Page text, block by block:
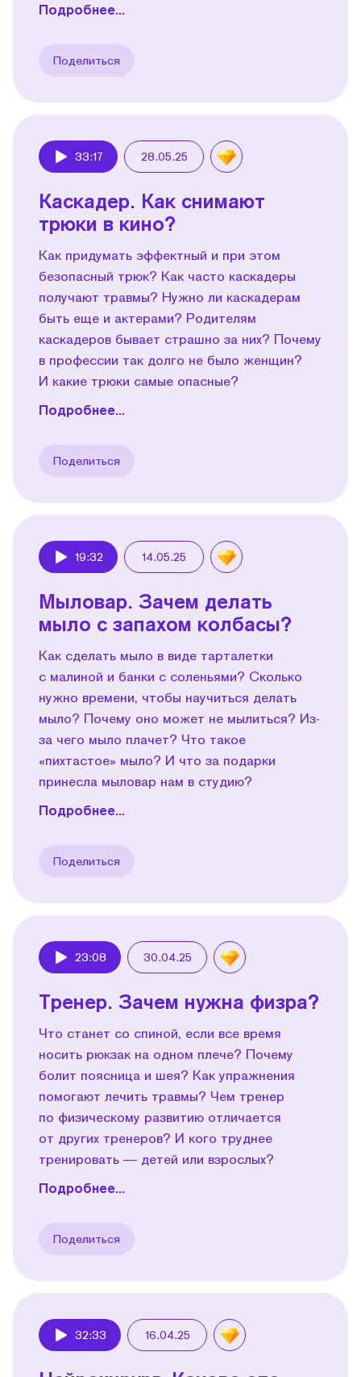
Подробнее...
Поделиться
33:17 28.05.25
Каскадер. Как снимают
трюки в кино?
Как придумать эффектный и при этом
безопасный трюк? Как часто каскадеры
получают травмы? Нужно ли каскадерам
быть еще и актерами? Родителям
каскадеров бывает страшно за них? Почему
в профессии так долго не было женщин?
И какие трюки самые опасные?
Подробнее...
Поделиться
19:32 14.05.25
Мыловар. Зачем делать
мыло с запахом колбасы?
Как сделать мыло в виде тарталетки
с малиной и банки с соленьями? Сколько
нужно времени, чтобы научиться делать
мыло? Почему оно может не мылиться? Из-
за чего мыло плачет? Что такое
«пихтастое» мыло? И что за подарки
принесла мыловар нам в студию?
Подробнее...
Поделиться
23:08 30.04.25
Тренер. Зачем нужна физра?
Что станет со спиной, если все время
носить рюкзак на одном плече? Почему
болит поясница и шея? Как упражнения
помогают лечить травмы? Чем тренер
по физическому развитию отличается
от других тренеров? И кого труднее
тренировать — детей или взрослых?
Подробнее...
Поделиться
32:33 16.04.25